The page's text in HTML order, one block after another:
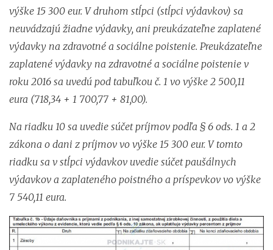
výške 15 300 eur. V druhom stĺpci (stĺpci výdavkov) sa
neuvádzajú žiadne výdavky, ani preukázateľne zaplatené
výdavky na zdravotné a sociálne poistenie. Preukázateľne
zaplatené výdavky na zdravotné a sociálne poistenie v
roku 2016 sa uvedú pod tabuľkou č. 1 vo výške 2 500,11
eura (718,34 + 1 700,77 + 81,00).
Na riadku 10 sa uvedie súčet príjmov podľa § 6 ods. 1 a 2
zákona o dani z príjmov vo výške 15 300 eur. V tomto
riadku sa v stĺpci výdavkov uvedie súčet paušálnych
výdavkov a zaplateného poistného a príspevkov vo výške
7 540,11 eura.